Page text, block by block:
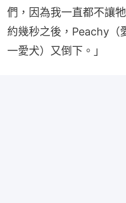
們，因為我一直都不讓
約幾秒之後，Peachy（
一愛犬）又倒下。」